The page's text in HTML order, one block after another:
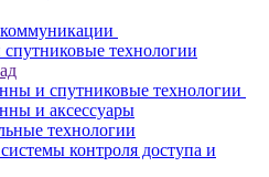
технологии
и спутниковые технологии
и аксессуары
технологии
контроля доступа и